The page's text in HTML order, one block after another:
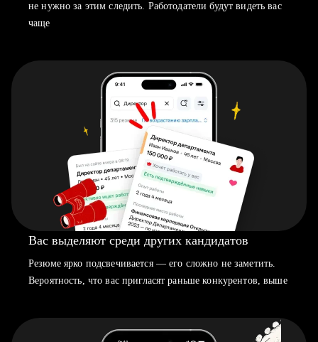
не нужно за этим следить. Работодатели будут видеть вас
чаще
Вас выделяют среди других кандидатов
Резюме ярко подсвечивается — его сложно не заметить.
Вероятность, что вас пригласят раньше конкурентов, выше